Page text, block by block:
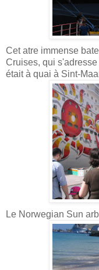
Cet atre immense
Cruises, qui s'adresse
était à quai à Sint-
Le Norwegian Sun